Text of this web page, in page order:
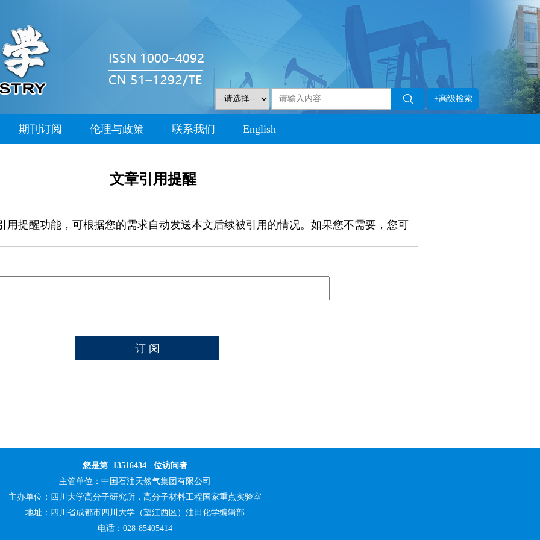
+高级检索
期刊订阅 伦理与政策 联系我们 English
文章引用提醒
用提醒功能，可根据您的需求自动发送本文后续被引用的情况。如果您不需要，您可
您是第 13516434 位访问者
主管单位： 中国石油天然气集团有限公司
主办单位： 四川大学高分子研究所，高分子材料工程国家重点实验室
地址：四川省成都市四川大学（望江西区）油田化学编辑部
电话：028-85405414